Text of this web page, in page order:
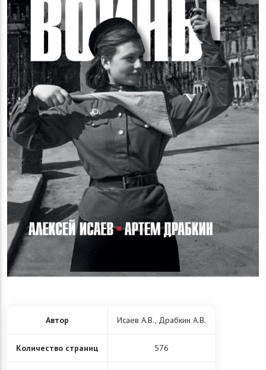
Автор Исаев А.В., Драбкин А.В.
Количество страниц 576